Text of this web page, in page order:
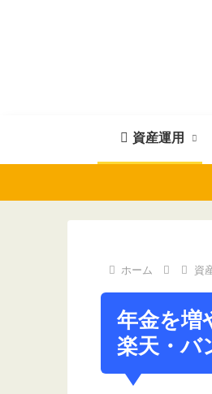
資産運用
ホーム 資
年金を増
楽天・バ